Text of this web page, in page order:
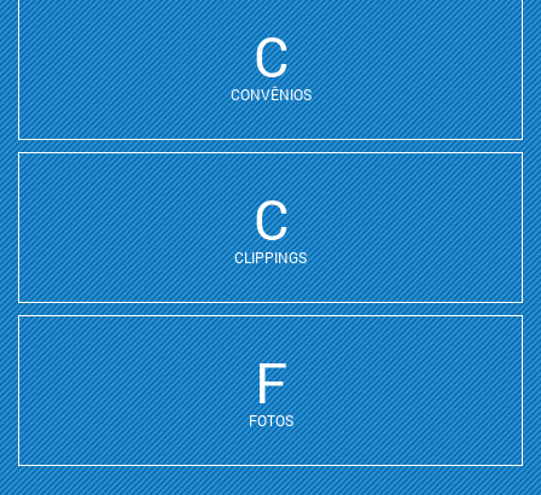
C
CONVÊNIOS
C
CLIPPINGS
F
FOTOS